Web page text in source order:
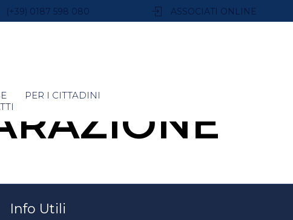
(+39) 0187 598 080 ASSOCIATI ONLINE
PER I CITTADINI
Info Utili